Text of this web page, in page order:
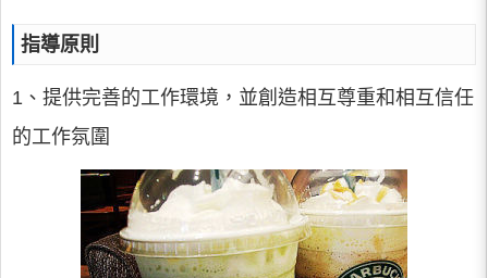
指導原則
1、提供完善的工作環境，並創造相互尊重和相互信任
的工作氛圍